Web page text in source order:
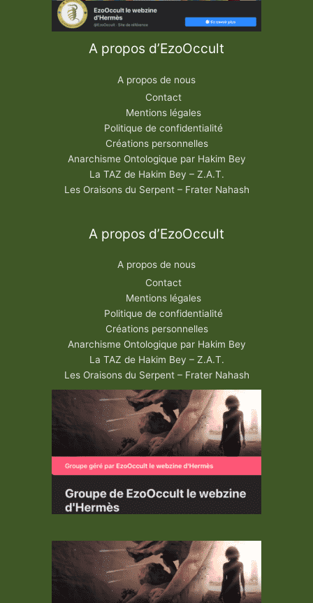
A propos d’EzoOccult
A propos de nous
Contact
Mentions légales
Politique de confidentialité
Créations personnelles
Anarchisme Ontologique par Hakim Bey
La TAZ de Hakim Bey – Z.A.T.
Les Oraisons du Serpent – Frater Nahash
A propos d’EzoOccult
A propos de nous
Contact
Mentions légales
Politique de confidentialité
Créations personnelles
Anarchisme Ontologique par Hakim Bey
La TAZ de Hakim Bey – Z.A.T.
Les Oraisons du Serpent – Frater Nahash